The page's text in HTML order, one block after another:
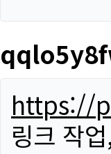
https://
링크 작